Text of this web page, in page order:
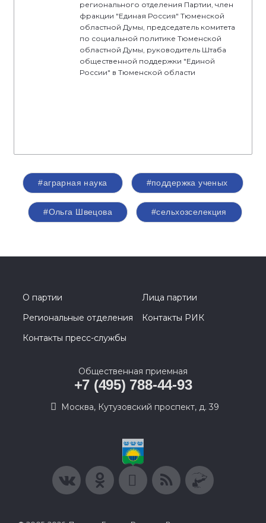
регионального отделения Партии, член
фракции "Единая Россия" Тюменской
областной Думы, председатель комитета
по социальной политике Тюменской
областной Думы, руководитель Штаба
общественной поддержки "Единой
России" в Тюменской области
#аграрная наука #поддержка ученых
#Ольга Швецова #сельхозселекция
О партии
Лица партии
Региональные отделения
Контакты РИК
Контакты пресс-службы
Общественная приемная
+7 (495) 788-44-93
Москва, Кутузовский проспект, д. 39